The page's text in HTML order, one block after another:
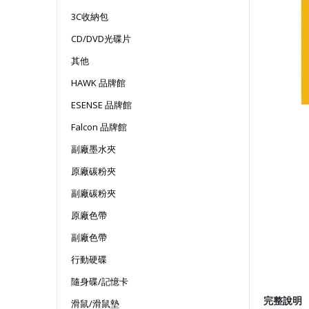
3C收納包
CD/DVD光碟片
其他
HAWK 品牌館
ESENSE 品牌館
Falcon 品牌館
副廠墨水夾
原廠碳粉夾
副廠碳粉夾
原廠色帶
副廠色帶
行動硬碟
隨身碟/記憶卡
滑鼠/滑鼠墊
完整說明